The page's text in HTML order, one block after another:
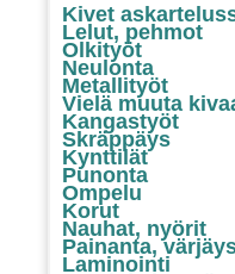
Kivet
Lelut, pehmot
Olkityöt
Neulonta
Metallityöt
Vielä muuta
Kangastyöt
Skräppäys
Kynttilät
Punonta
Ompelu
Korut
Nauhat, nyörit
Painanta,
Laminointi